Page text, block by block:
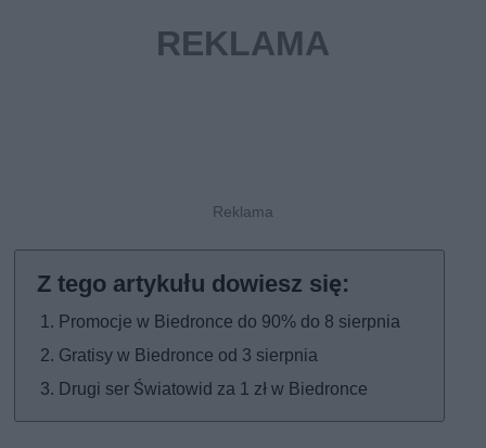
Promocje w Biedronce do 90% do 8 sierpnia
Gratisy w Biedronce od 3 sierpnia
Drugi ser Światowid za 1 zł w Biedronce